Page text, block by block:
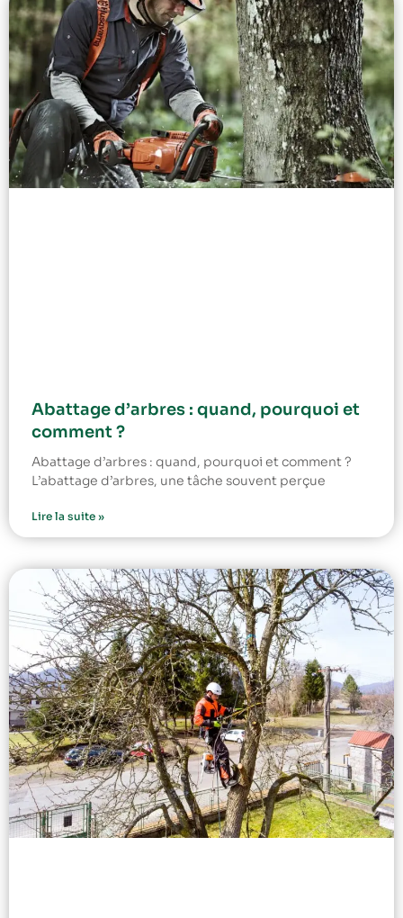
Abattage d’arbres : quand, pourquoi et
comment ?
Abattage d’arbres : quand, pourquoi et comment ?
L’abattage d’arbres, une tâche souvent perçue
Lire la suite »